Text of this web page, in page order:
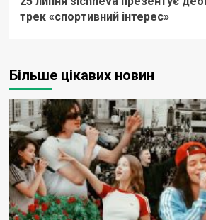
трек «спортивний інтерес»
Більше цікавих новин